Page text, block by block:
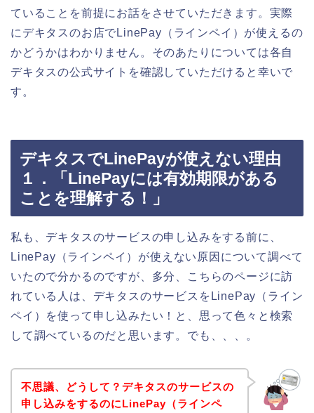
ていることを前提にお話をさせていただきます。実際
にデキタスのお店でLinePay（ラインペイ）が使えるの
かどうかはわかりません。そのあたりについては各自
デキタスの公式サイトを確認していただけると幸いで
す。
デキタスでLinePayが使えない理由
１．「LinePayには有効期限がある
ことを理解する！」
私も、デキタスのサービスの申し込みをする前に、
LinePay（ラインペイ）が使えない原因について調べて
いたので分かるのですが、多分、こちらのページに訪
れている人は、デキタスのサービスをLinePay（ライン
ペイ）を使って申し込みたい！と、思って色々と検索
して調べているのだと思います。でも、、、。
不思議、どうして？デキタスのサービスの
申し込みをするのにLinePay（ラインペ